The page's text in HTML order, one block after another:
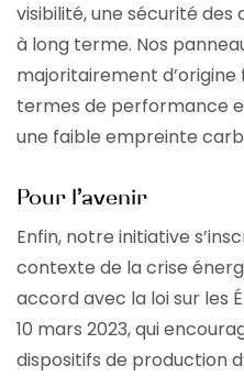
visibilité, une sécurité
à long terme. Nos
majoritairement
termes de performance
une faible empreinte
Pour l’avenir
Enfin, notre initiative
contexte de la crise
accord avec la loi sur les
10 mars 2023, qui
dispositifs de production